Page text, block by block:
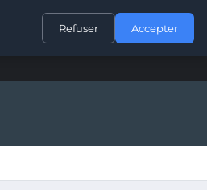
CONTACT
Refuser Accepter